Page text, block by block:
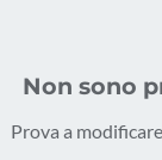
Non sono
Prova a